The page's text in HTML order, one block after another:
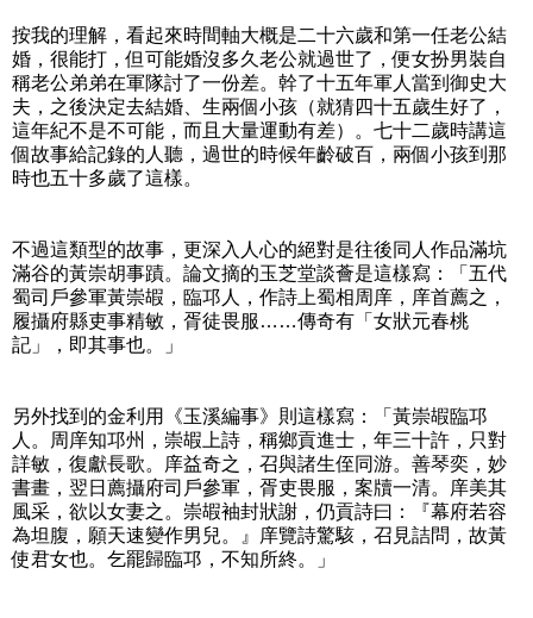
按我的理解，看起來時間軸大概是二十六歲和第一任老公結
婚，很能打，但可能婚沒多久老公就過世了，便女扮男裝自
稱老公弟弟在軍隊討了一份差。幹了十五年軍人當到御史大
夫，之後決定去結婚、生兩個小孩（就猜四十五歲生好了，
這年紀不是不可能，而且大量運動有差）。七十二歲時講這
個故事給記錄的人聽，過世的時候年齡破百，兩個小孩到那
時也五十多歲了這樣。
不過這類型的故事，更深入人心的絕對是往後同人作品滿坑
滿谷的黃崇胡事蹟。論文摘的玉芝堂談薈是這樣寫：「五代
蜀司戶參軍黃崇嘏，臨邛人，作詩上蜀相周庠，庠首薦之，
履攝府縣吏事精敏，胥徒畏服……傳奇有「女狀元春桃
記」，即其事也。」
另外找到的金利用《玉溪編事》則這樣寫：「黃崇嘏臨邛
人。周庠知邛州，崇嘏上詩，稱鄉貢進士，年三十許，只對
詳敏，復獻長歌。庠益奇之，召與諸生侄同游。善琴奕，妙
書畫，翌日薦攝府司戶參軍，胥吏畏服，案牘一清。庠美其
風采，欲以女妻之。崇嘏袖封狀謝，仍貢詩曰：『幕府若容
為坦腹，願天速變作男兒。』庠覽詩驚駭，召見詰問，故黃
使君女也。乞罷歸臨邛，不知所終。」